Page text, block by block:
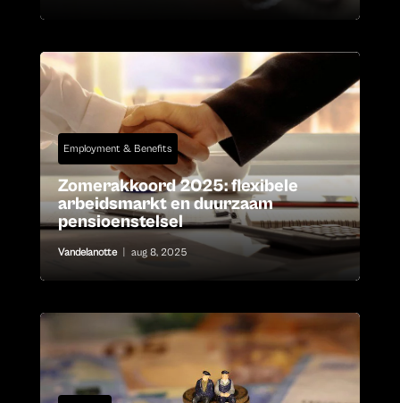
Employment & Benefits
Zomerakkoord 2025: flexibele
arbeidsmarkt en duurzaam
pensioenstelsel
Vandelanotte aug 8, 2025